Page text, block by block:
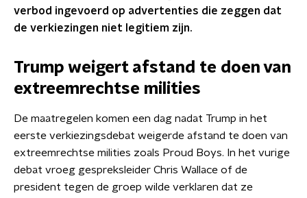
verbod ingevoerd op advertenties die zeggen dat
de verkiezingen niet legitiem zijn.
Trump weigert afstand te doen van
extreemrechtse milities
De maatregelen komen een dag nadat Trump in het
eerste verkiezingsdebat weigerde afstand te doen van
extreemrechtse milities zoals Proud Boys. In het vurige
debat vroeg gespreksleider Chris Wallace of de
president tegen de groep wilde verklaren dat ze